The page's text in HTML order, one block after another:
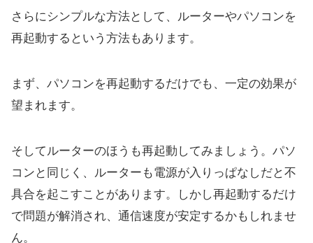
さらにシンプルな方法として、ルーターやパソコンを
再起動するという方法もあります。
まず、パソコンを再起動するだけでも、一定の効果が
望まれます。
そしてルーターのほうも再起動してみましょう。パソ
コンと同じく、ルーターも電源が入りっぱなしだと不
具合を起こすことがあります。しかし再起動するだけ
で問題が解消され、通信速度が安定するかもしれませ
ん。